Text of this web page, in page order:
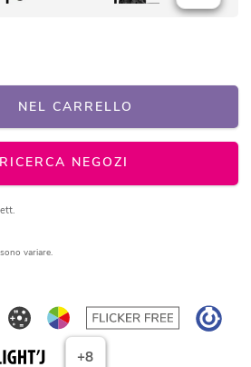
NEL CARRELLO
RICERCA NEGOZI
variare.
+8